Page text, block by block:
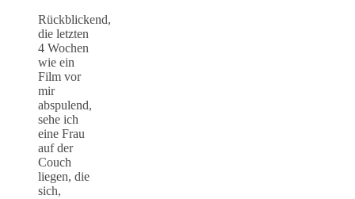
Rückblickend,
die letzten
4 Wochen
wie ein
Film vor
mir
abspulend,
sehe ich
eine Frau
auf der
Couch
liegen, die
sich,